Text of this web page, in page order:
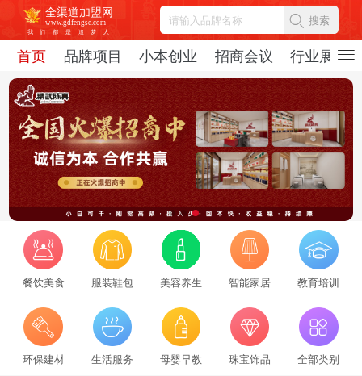
全渠道加盟网
www.gdfengse.com
我
们 都 是 追 梦 人
搜索
首页 品牌项目 小本创业 招商会议 行业展会
餐饮美食 服装鞋包 美容养生 智能家居 教育培训
环保建材 生活服务 母婴早教 珠宝饰品 全部类别
2026-08-06
2026招商服务风向标：盘点全国头部机构与实战派专家
2026-08-06 14854